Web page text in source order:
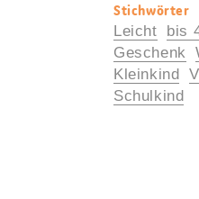
Nützliche
Stichwörter
Leicht
bis
Geschenk
Kleinkind
Schulkind